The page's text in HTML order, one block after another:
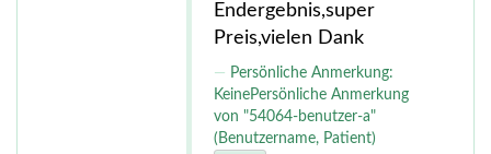
Endergebnis,super
Preis,vielen Dank
Persönliche Anmerkung:
KeinePersönliche Anmerkung
von "54064-benutzer-a"
(Benutzername, Patient)